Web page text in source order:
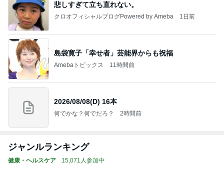
悲しすぎて立ち直れない。
クロオフィシャルブログPowered by Ameba 1日前
島袋寛子「幸せ者」芸能界からも祝福
Amebaトピックス 11時間前
2026/08/08(D) 16本
何でかな？何でだろ？ 2時間前
ジャンルランキング
健康・ヘルスケア 15,071人参加中